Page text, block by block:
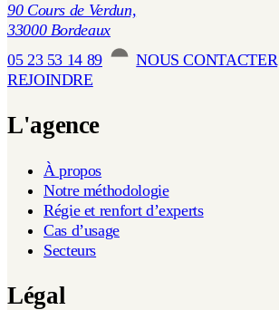
90 Cours de Verdun,
33000 Bordeaux
05 23 53 14 89
NOUS CONTACTER
REJOINDRE
L'agence
À propos
Notre méthodologie
Régie et renfort d’experts
Cas d’usage
Secteurs
Légal